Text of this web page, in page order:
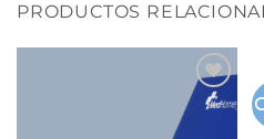
PRODUCTOS